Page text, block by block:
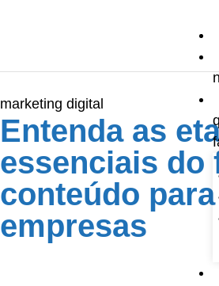
marketing digital
Entenda as
essenciais do
conteúdo para
empresas